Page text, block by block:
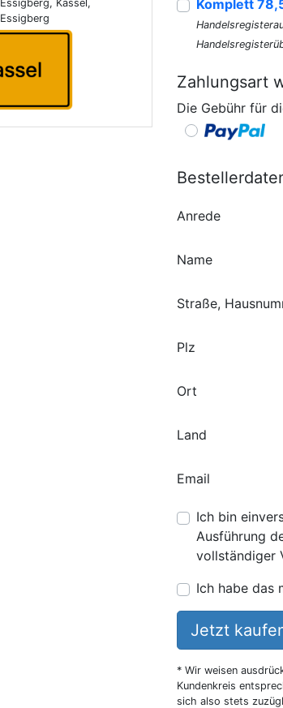
Essigberg, Kassel,
Essigberg
Komplett
Zahlungsart
Die Gebühr für
Anrede
Name
Straße,
Plz
Ort
Land
Email
Ich bin
Ausführung
vollständiger
Ich habe das
Jetzt
* Wir weisen
Kundenkreis
sich also stets